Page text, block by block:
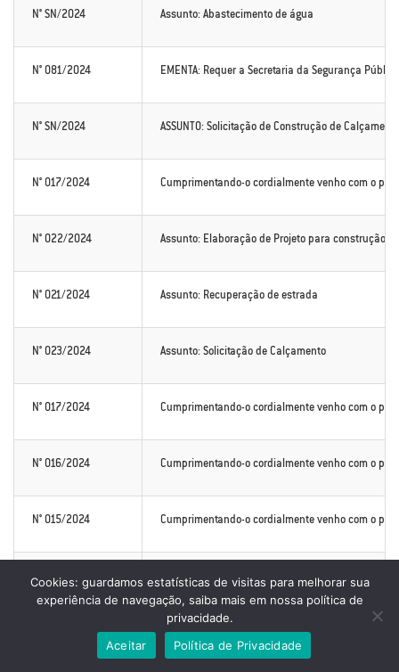
N° SN/2024 Assunto: Abastecimento de água
N° 081/2024 EMENTA: Requer a Secretaria da Segurança
N° SN/2024 ASSUNTO: Solicitação de Construção de Calçamento
N° 017/2024 Cumprimentando-o cordialmente venho com o
N° 022/2024 Assunto: Elaboração de Projeto para construção
N° 021/2024 Assunto: Recuperação de estrada
N° 023/2024 Assunto: Solicitação de Calçamento
N° 017/2024 Cumprimentando-o cordialmente venho com o
N° 016/2024 Cumprimentando-o cordialmente venho com o
N° 015/2024 Cumprimentando-o cordialmente venho com o
N° 002/2024 Cumprimentando-o cordialmente, solicito de
Cumprimentando-o cordialmente, solicito de
Cookies: guardamos estatísticas de visitas para melhorar sua
experiência de navegação, saiba mais em nossa política de
privacidade.
Aceitar
Política de Privacidade